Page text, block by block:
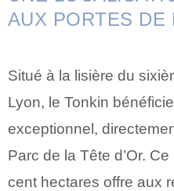
AUX PORTES DE
Situé à la lisière du
Lyon, le Tonkin
exceptionnel,
Parc de la Tête d’Or.
cent hectares offre aux